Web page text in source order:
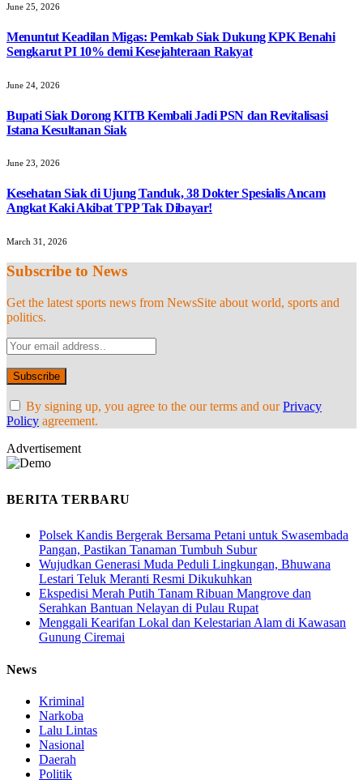
June 25, 2026
Menuntut Keadilan Migas: Pemkab Siak Dukung KPK Benahi
Sengkarut PI 10% demi Kesejahteraan Rakyat
June 24, 2026
Bupati Siak Dorong KITB Kembali Jadi PSN dan Revitalisasi
Istana Kesultanan Siak
June 23, 2026
Kesehatan Siak di Ujung Tanduk, 38 Dokter Spesialis Ancam
Angkat Kaki Akibat TPP Tak Dibayar!
March 31, 2026
Subscribe to News
Get the latest sports news from NewsSite about world, sports and
politics.
By signing up, you agree to the our terms and ourPrivacy
Policy agreement.
Advertisement
BERITA TERBARU
Polsek Kandis Bergerak Bersama Petani untuk Swasembada
Pangan, Pastikan Tanaman Tumbuh Subur
Wujudkan Generasi Muda Peduli Lingkungan, Bhuwana
Lestari Teluk Meranti Resmi Dikukuhkan
Ekspedisi Merah Putih Tanam Ribuan Mangrove dan
Serahkan Bantuan Nelayan di Pulau Rupat
Menggali Kearifan Lokal dan Kelestarian Alam di Kawasan
Gunung Ciremai
News
Kriminal
Narkoba
Lalu Lintas
Nasional
Daerah
Politik